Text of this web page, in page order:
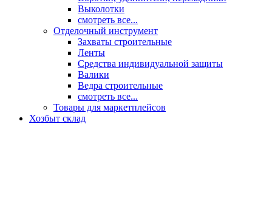
Выколотки
смотреть все...
Отделочный инструмент
Захваты строительные
Ленты
Средства индивидуальной защиты
Валики
Ведра строительные
смотреть все...
Товары для маркетплейсов
Хозбыт склад